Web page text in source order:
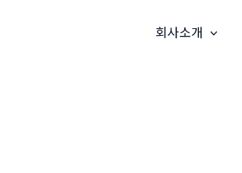
회사소개